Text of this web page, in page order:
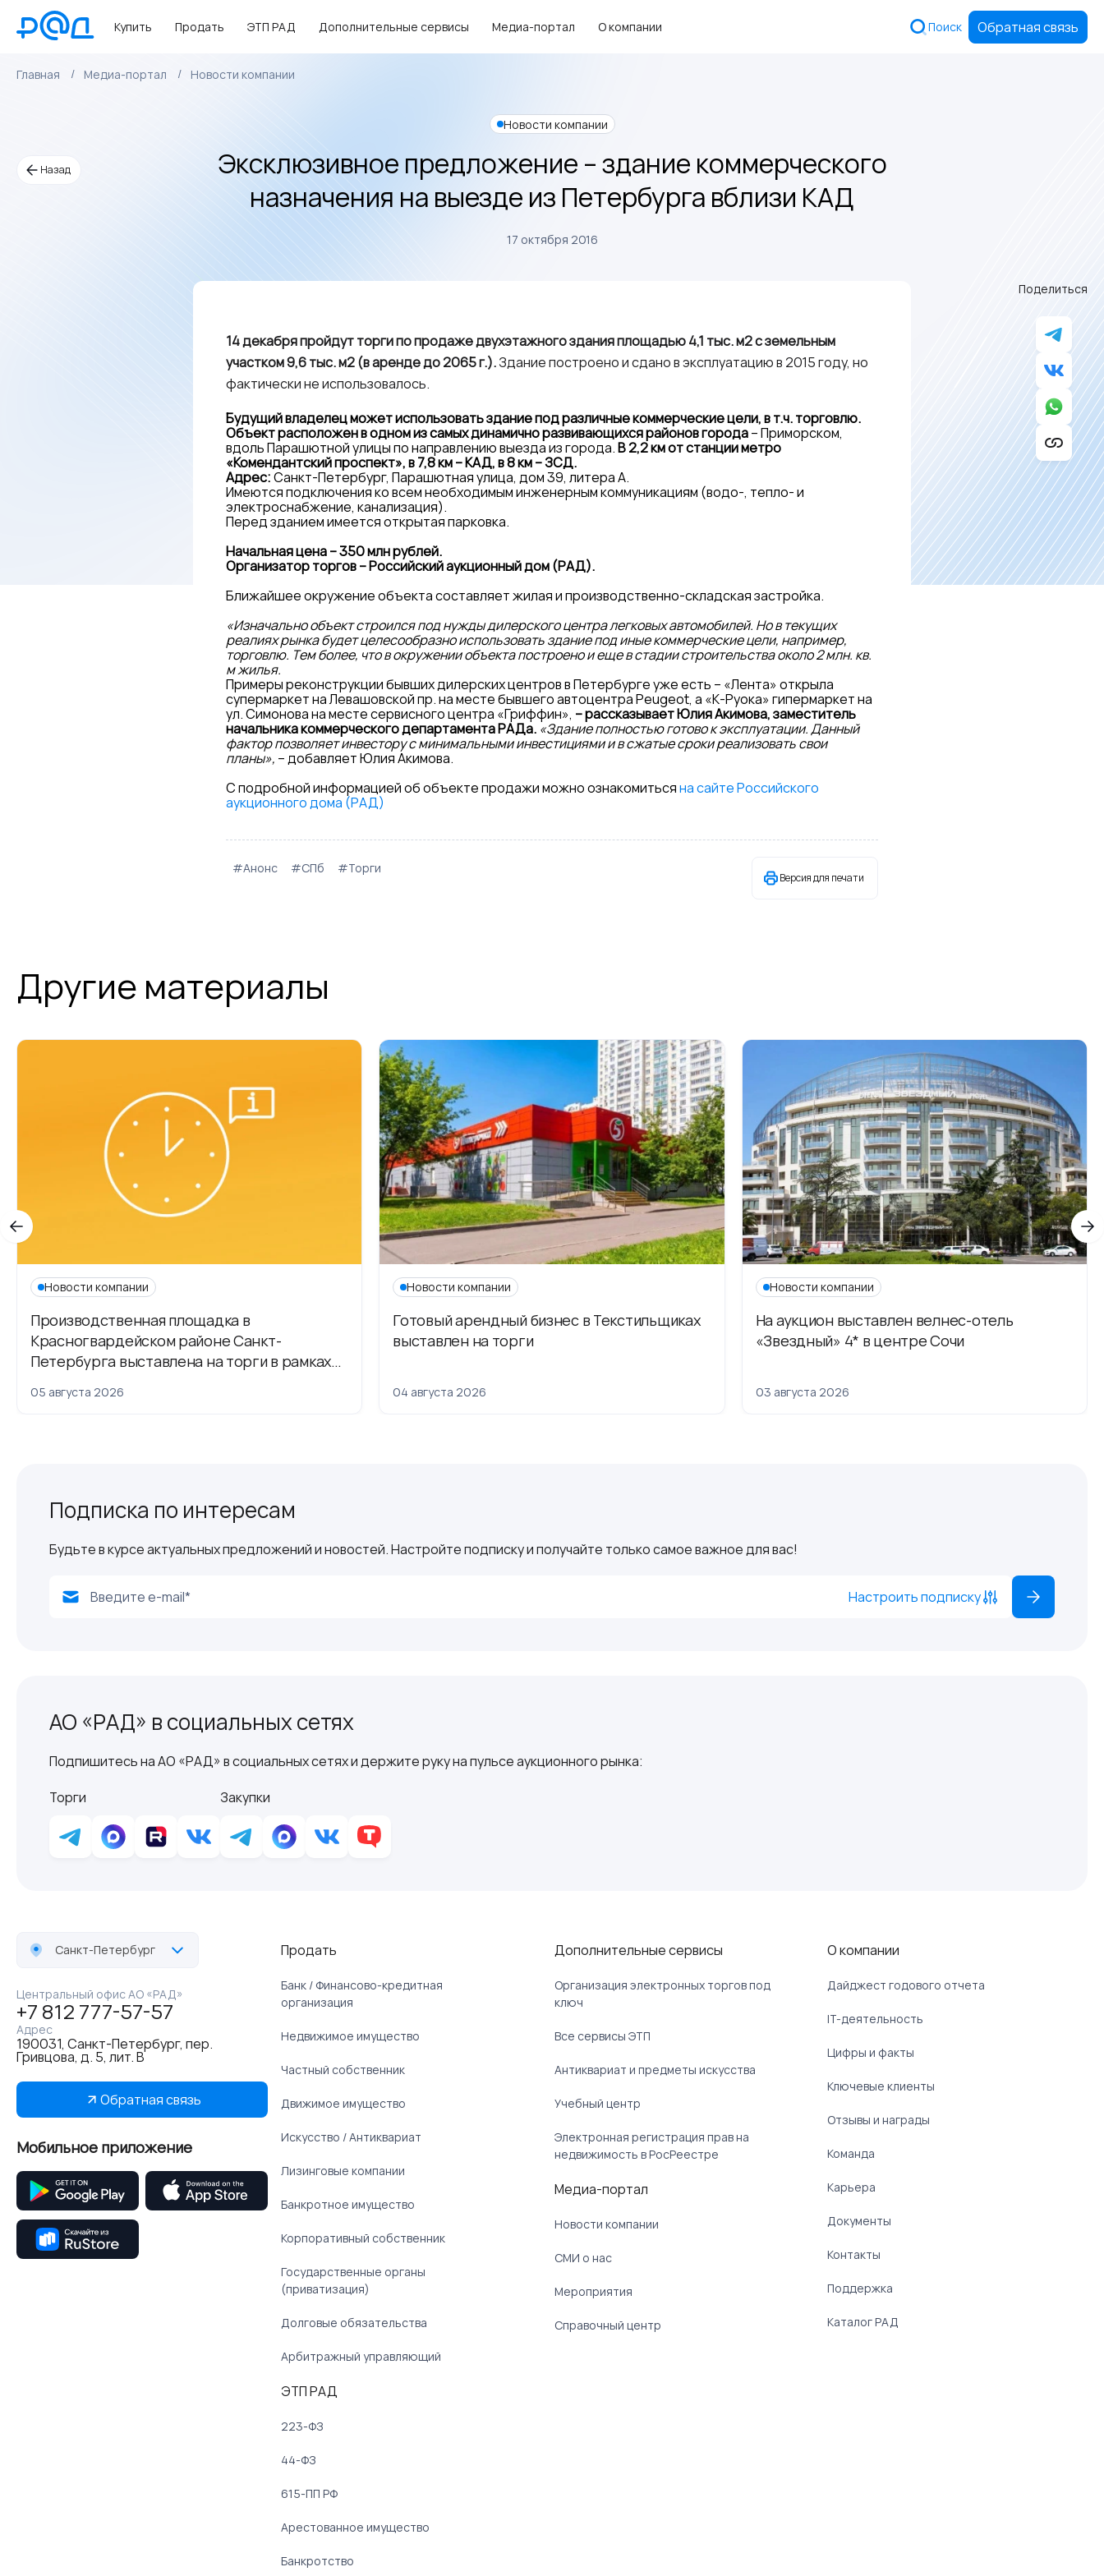
Купить Продать ЭТП РАД Дополнительные сервисы Медиа-портал О компании Поиск Обратная связь
Главная Медиа-портал Новости компании
Назад
Новости компании
Эксклюзивное предложение – здание коммерческого
назначения на выезде из Петербурга вблизи КАД
17 октября 2016
14 декабря пройдут торги по продаже двухэтажного здания площадью 4,1 тыс. м2 с земельным
участком 9,6 тыс. м2 (в аренде до 2065 г.).Здание построено и сдано в эксплуатацию в 2015 году, но
фактически не использовалось.
Будущий владелец может использовать здание под различные коммерческие цели, в т.ч. торговлю.
Объект расположен в одном из самых динамично развивающихся районов города– Приморском,
вдоль Парашютной улицы по направлению выезда из города.В 2,2 км от станции метро
«Комендантский проспект», в 7,8 км – КАД, в 8 км – ЗСД.
Адрес:Санкт-Петербург, Парашютная улица, дом 39, литера А.
Имеются подключения ко всем необходимым инженерным коммуникациям (водо-, тепло- и
электроснабжение, канализация).
Перед зданием имеется открытая парковка.
Начальная цена – 350 млн рублей.
Организатор торгов – Российский аукционный дом (РАД).
Ближайшее окружение объекта составляет жилая и производственно-складская застройка.
«Изначально объект строился под нужды дилерского центра легковых автомобилей. Но в текущих
реалиях рынка будет целесообразно использовать здание под иные коммерческие цели, например,
торговлю. Тем более, что в окружении объекта построено и еще в стадии строительства около 2 млн. кв.
м жилья.
Примеры реконструкции бывших дилерских центров в Петербурге уже есть – «Лента» открыла
супермаркет на Левашовской пр. на месте бывшего автоцентра Peugeot, а «К-Руока» гипермаркет на
ул. Симонова на месте сервисного центра «Гриффин», – рассказывает Юлия Акимова, заместитель
начальника коммерческого департамента РАДа. «Здание полностью готово к эксплуатации. Данный
фактор позволяет инвестору с минимальными инвестициями и в сжатые сроки реализовать свои
планы», – добавляет Юлия Акимова.
С подробной информацией об объекте продажи можно ознакомитьсяна сайте Российского
аукционного дома (РАД)
#Анонс #СПб #Торги
Версия для печати
Поделиться
Другие материалы
Новости компании
Производственная площадка в
Красногвардейском районе Санкт-
Петербурга выставлена на торги в рамках
05 августа 2026
Новости компании
Готовый арендный бизнес в Текстильщиках
выставлен на торги
04 августа 2026
Новости компании
На аукцион выставлен велнес-отель
«Звездный» 4* в центре Сочи
03 августа 2026
Подписка по интересам
Будьте в курсе актуальных предложений и новостей. Настройте подписку и получайте только самое важное для вас!
Настроить подписку
АО «РАД» в социальных сетях
Подпишитесь на АО «РАД» в социальных сетях и держите руку на пульсе аукционного рынка:
Торги
Закупки
Санкт-Петербург
Центральный офис АО «РАД»
+7 812 777-57-57
Адрес
190031, Санкт-Петербург, пер.
Гривцова, д. 5, лит. В
Обратная связь
Мобильное приложение
Продать
Банк / Финансово-кредитная
организация
Недвижимое имущество
Частный собственник
Движимое имущество
Искусство / Антиквариат
Лизинговые компании
Банкротное имущество
Корпоративный собственник
Государственные органы
(приватизация)
Долговые обязательства
Арбитражный управляющий
ЭТП РАД
223-ФЗ
44-ФЗ
615-ПП РФ
Арестованное имущество
Банкротство
Дополнительные сервисы
Организация электронных торгов под
ключ
Все сервисы ЭТП
Антиквариат и предметы искусства
Учебный центр
Электронная регистрация прав на
недвижимость в РосРеестре
Медиа-портал
Новости компании
СМИ о нас
Мероприятия
Справочный центр
О компании
Дайджест годового отчета
IT-деятельность
Цифры и факты
Ключевые клиенты
Отзывы и награды
Команда
Карьера
Документы
Контакты
Поддержка
Каталог РАД